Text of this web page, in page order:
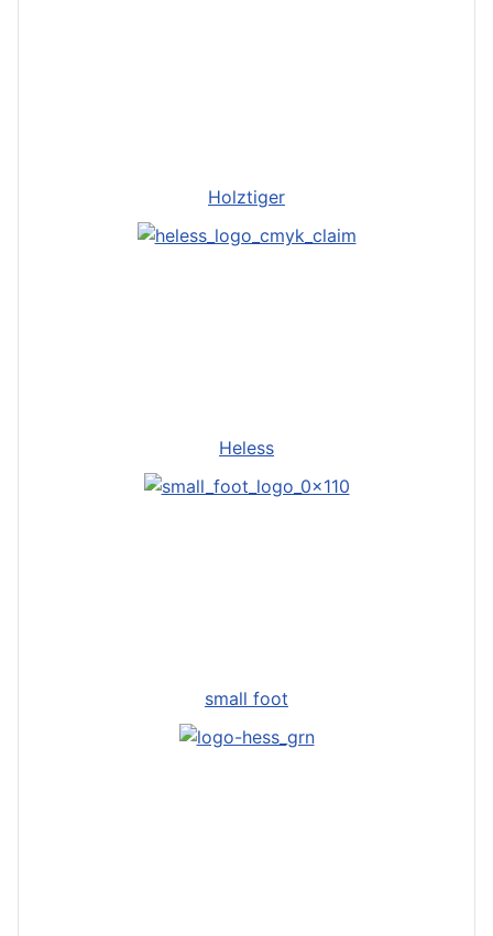
Holztiger
Heless
small foot